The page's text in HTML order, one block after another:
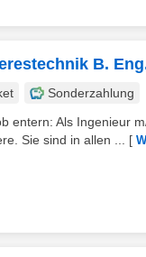
B.
Sonderzahlung
entern: Als Ingenieur
Sie sind in allen ...
[